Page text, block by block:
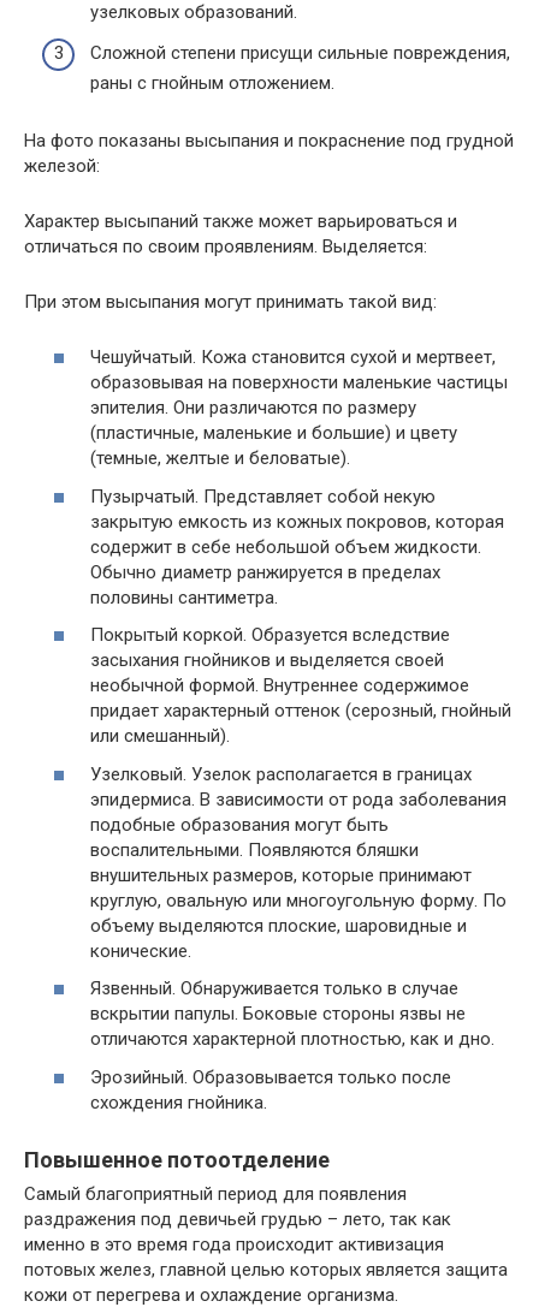
узелковых образований.
Сложной степени присущи сильные повреждения,
раны с гнойным отложением.
На фото показаны высыпания и покраснение под грудной
железой:
Характер высыпаний также может варьироваться и
отличаться по своим проявлениям. Выделяется:
При этом высыпания могут принимать такой вид:
Чешуйчатый. Кожа становится сухой и мертвеет,
образовывая на поверхности маленькие частицы
эпителия. Они различаются по размеру
(пластичные, маленькие и большие) и цвету
(темные, желтые и беловатые).
Пузырчатый. Представляет собой некую
закрытую емкость из кожных покровов, которая
содержит в себе небольшой объем жидкости.
Обычно диаметр ранжируется в пределах
половины сантиметра.
Покрытый коркой. Образуется вследствие
засыхания гнойников и выделяется своей
необычной формой. Внутреннее содержимое
придает характерный оттенок (серозный, гнойный
или смешанный).
Узелковый. Узелок располагается в границах
эпидермиса. В зависимости от рода заболевания
подобные образования могут быть
воспалительными. Появляются бляшки
внушительных размеров, которые принимают
круглую, овальную или многоугольную форму. По
объему выделяются плоские, шаровидные и
конические.
Язвенный. Обнаруживается только в случае
вскрытии папулы. Боковые стороны язвы не
отличаются характерной плотностью, как и дно.
Эрозийный. Образовывается только после
схождения гнойника.
Повышенное потоотделение
Самый благоприятный период для появления
раздражения под девичьей грудью – лето, так как
именно в это время года происходит активизация
потовых желез, главной целью которых является защита
кожи от перегрева и охлаждение организма.